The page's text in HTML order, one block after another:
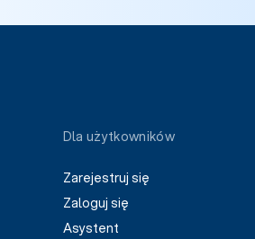
Dla użytkowników
Zarejestruj się
Zaloguj się
Asystent